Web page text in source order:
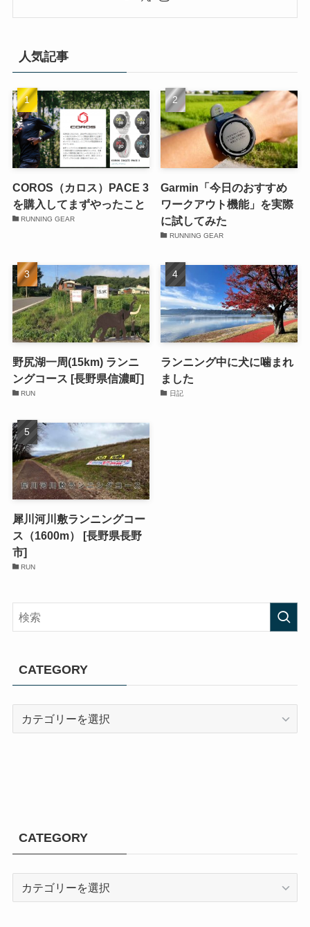
人気記事
COROS（カロス）PACE 3
を購入してまずやったこと
RUNNING GEAR
Garmin「今日のおすすめ
ワークアウト機能」を実際
に試してみた
RUNNING GEAR
野尻湖一周(15km) ランニ
ングコース [長野県信濃町]
RUN
ランニング中に犬に噛まれ
ました
日記
犀川河川敷ランニングコー
ス（1600m） [長野県長野
市]
RUN
CATEGORY
CATEGORY
CATEGORY
CATEGORY